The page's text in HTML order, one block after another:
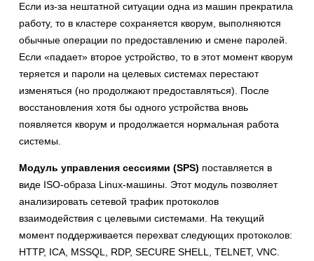
Если из-за нештатной ситуации одна из машин прекратила
работу, то в кластере сохраняется кворум, выполняются
обычные операции по предоставлению и смене паролей.
Если «падает» второе устройство, то в этот момент кворум
теряется и пароли на целевых системах перестают
изменяться (но продолжают предоставляться). После
восстановления хотя бы одного устройства вновь
появляется кворум и продолжается нормальная работа
системы.
Модуль управления сессиями (SPS) поставляется в
виде ISO-образа Linux-машины. Этот модуль позволяет
анализировать сетевой трафик протоколов
взаимодействия с целевыми системами. На текущий
момент поддерживается перехват следующих протоколов:
HTTP, ICA, MSSQL, RDP, SECURE SHELL, TELNET, VNC.